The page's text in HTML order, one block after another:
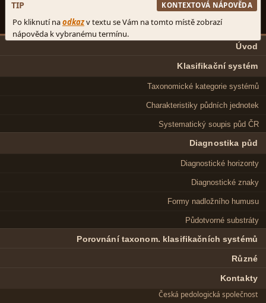
Úvod
Klasifikační systém
Taxonomické kategorie systémů
Charakteristiky půdních jednotek
Systematický soupis půd ČR
Diagnostika půd
Diagnostické horizonty
Diagnostické znaky
Formy nadložního humusu
Půdotvorné substráty
Porovnání taxonom. klasifikačních systémů
Různé
Kontakty
Česká pedologická společnost